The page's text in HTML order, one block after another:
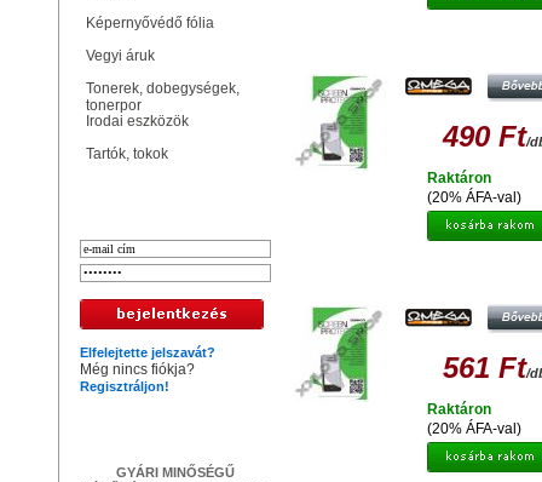
Képernyővédő fólia
Vegyi áruk
Tonerek, dobegységek,
tonerpor
Irodai eszközök
Tartók, tokok
Elfelejtette jelszavát?
Még nincs fiókja?
Regisztráljon!
GYÁRI MINŐSÉGŰ
KÉPERNYŐVÉDŐ FÓLIA HTC
SENSATION XE 41458
490 Ft/
(20% ÁFA-val)
Raktáron
KÉPERNYŐVÉDŐ FÓLIA HTC
SENSATION XL 41464
561 Ft/
(20% ÁFA-val)
Raktáron